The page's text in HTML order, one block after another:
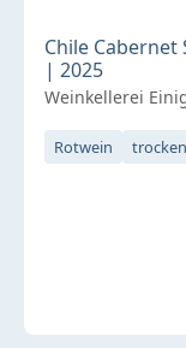
Chile
| 2025
Weinkellerei
Rotwein trocken